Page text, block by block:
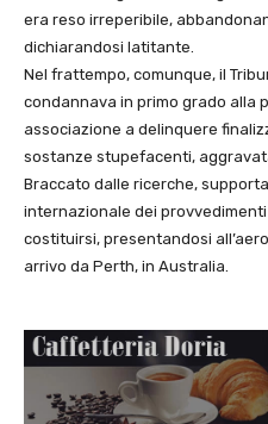
era reso irreperibile,
dichiarandosi latitante.
Nel frattempo, comunque, il
condannava in primo grado alla
associazione a delinquere
sostanze stupefacenti,
Braccato dalle ricerche,
internazionale dei
costituirsi, presentandosi
arrivo da Perth, in Australia.